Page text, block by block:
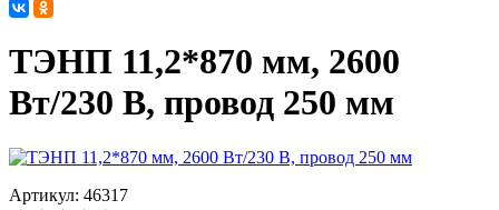
ТЭНП 11,2*870 мм, 2600
Вт/230 В, провод 250 мм
Артикул: 46317